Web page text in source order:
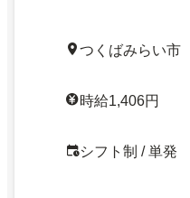
つくばみらい市
時給1,406円
シフト制 / 単発